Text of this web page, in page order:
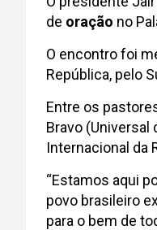
de oração no
O encontro foi
República, pelo
Entre os
Bravo (Universal
Internacional da
“Estamos aqui
povo brasileiro
para o bem de